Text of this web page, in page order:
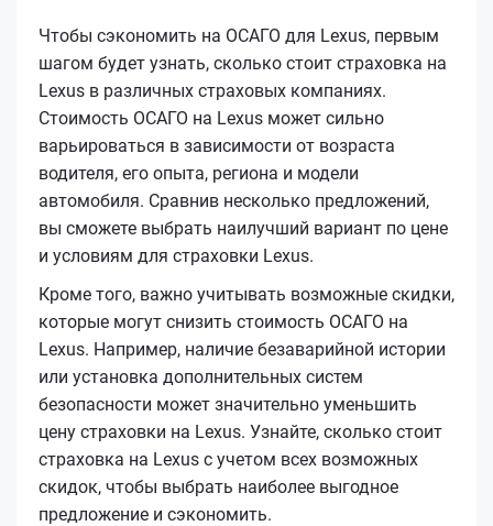
Чтобы сэкономить на ОСАГО для Lexus, первым
шагом будет узнать, сколько стоит страховка на
Lexus в различных страховых компаниях.
Стоимость ОСАГО на Lexus может сильно
варьироваться в зависимости от возраста
водителя, его опыта, региона и модели
автомобиля. Сравнив несколько предложений,
вы сможете выбрать наилучший вариант по цене
и условиям для страховки Lexus.
Кроме того, важно учитывать возможные скидки,
которые могут снизить стоимость ОСАГО на
Lexus. Например, наличие безаварийной истории
или установка дополнительных систем
безопасности может значительно уменьшить
цену страховки на Lexus. Узнайте, сколько стоит
страховка на Lexus с учетом всех возможных
скидок, чтобы выбрать наиболее выгодное
предложение и сэкономить.